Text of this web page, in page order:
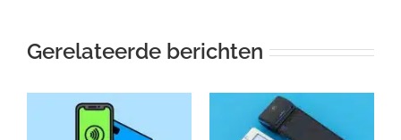
Gerelateerde berichten